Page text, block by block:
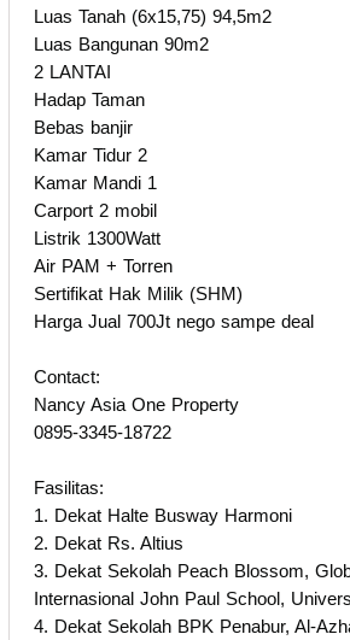
Luas Tanah (6x15,75) 94,5m2
Luas Bangunan 90m2
2 LANTAI
Hadap Taman
Bebas banjir
Kamar Tidur 2
Kamar Mandi 1
Carport 2 mobil
Listrik 1300Watt
Air PAM + Torren
Sertifikat Hak Milik (SHM)
Harga Jual 700Jt nego sampe deal
Contact:
Nancy Asia One Property
0895-3345-18722
Fasilitas:
1. Dekat Halte Busway Harmoni
2. Dekat Rs. Altius
3. Dekat Sekolah Peach Blossom,
Internasional John Paul School,
4. Dekat Sekolah BPK Penabur, Al-